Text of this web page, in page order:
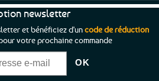
newsletter
et bénéficiez d'uncode de réduction
votre prochaine commande